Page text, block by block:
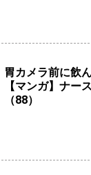
胃カメラ前に飲
【マンガ】ナー
（88）